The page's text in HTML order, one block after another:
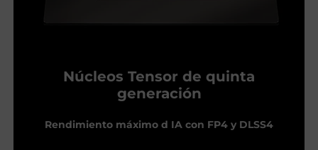
Núcleos Tensor de quinta
generación
Rendimiento máximo d IA con FP4 y DLSS4